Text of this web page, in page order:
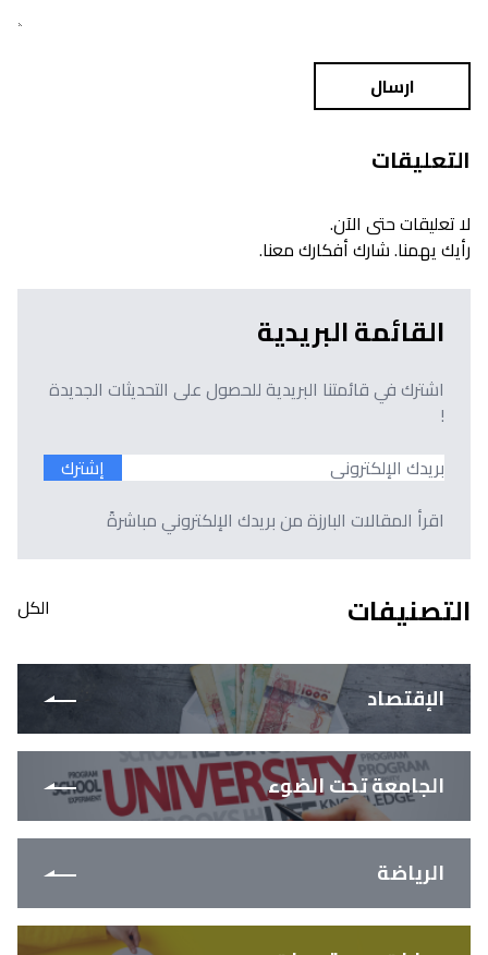
ارسال
التعليقات
لا تعليقات حتى الآن.
رأيك يهمنا. شارك أفكارك معنا.
القائمة البريدية
اشترك في قائمتنا البريدية للحصول على التحديثات الجديدة
!
إشترك
اقرأ المقالات البارزة من بريدك الإلكتروني مباشرةً
التصنيفات الكل
الإقتصاد
الجامعة تحت الضوء
الرياضة